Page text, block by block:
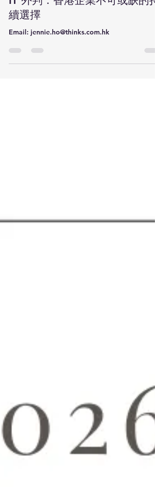
IT 外判：⾹港企業不可或缺的持
續選擇
Email: jennie.ho@thinks.com.hk